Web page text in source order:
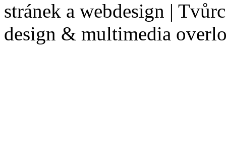
stránek a webdesign |
design & multimedia